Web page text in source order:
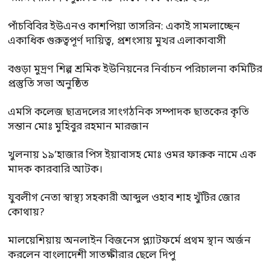
পাঁচবিবির ইউএনও কাশপিয়া তাসরিন: একাই সামলাচ্ছেন
একাধিক গুরুত্বপূর্ণ দায়িত্ব, প্রশংসায় মুখর এলাকাবাসী
বগুড়া মুদ্রণ শিল্প শ্রমিক ইউনিয়নের নির্বাচন পরিচালনা কমিটির
প্রস্তুতি সভা অনুষ্ঠিত
এমসি কলেজ ছাত্রদলের সাংগঠনিক সম্পাদক ছাতকের কৃতি
সন্তান মোঃ মুহিবুর রহমান মারজান
খুলনায় ১৯’হাজার পিস ইয়াবাসহ মোঃ ওমর ফারুক নামে এক
মাদক কারবারি আটক।
যুবলীগ নেতা স্বাস্থ্য সহকারী আব্দুল ওহাব শাহ খুঁটির জোর
কোথায়?
মালয়েশিয়ায় অনলাইন বিজনেস প্ল্যাটফর্মে প্রথম স্থান অর্জন
করলেন বাংলাদেশী সাতক্ষীরার ছেলে দিপু